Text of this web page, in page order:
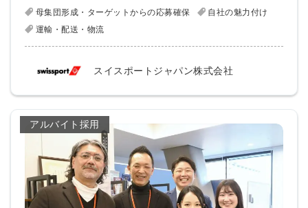
母集団形成・ターゲットからの応募確保
自社の魅力付け
運輸・配送・物流
スイスポートジャパン株式会社
アルバイト採用